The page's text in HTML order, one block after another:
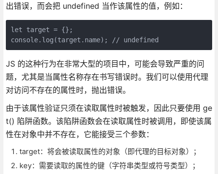
出错误，而会把 undefined 当作该属性的值，例如：
let target = {};
console.log(target.name); // undefined
JS 的这种行为在非常大型的项目中，可能会导致严重的问
题，尤其是当属性名称存在书写错误时。我们可以使用代理
对访问不存在的属性时，抛出错误。
由于该属性验证只须在读取属性时被触发，因此只要使用 ge
t() 陷阱函数。该陷阱函数会在读取属性时被调用，即使该属
性在对象中并不存在，它能接受三个参数：
target：将会被读取属性的对象（即代理的目标对象）；
key：需要读取的属性的键（字符串类型或符号类型）；